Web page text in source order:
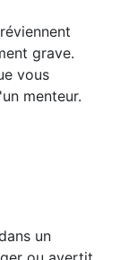
grave.
vous
menteur.
un